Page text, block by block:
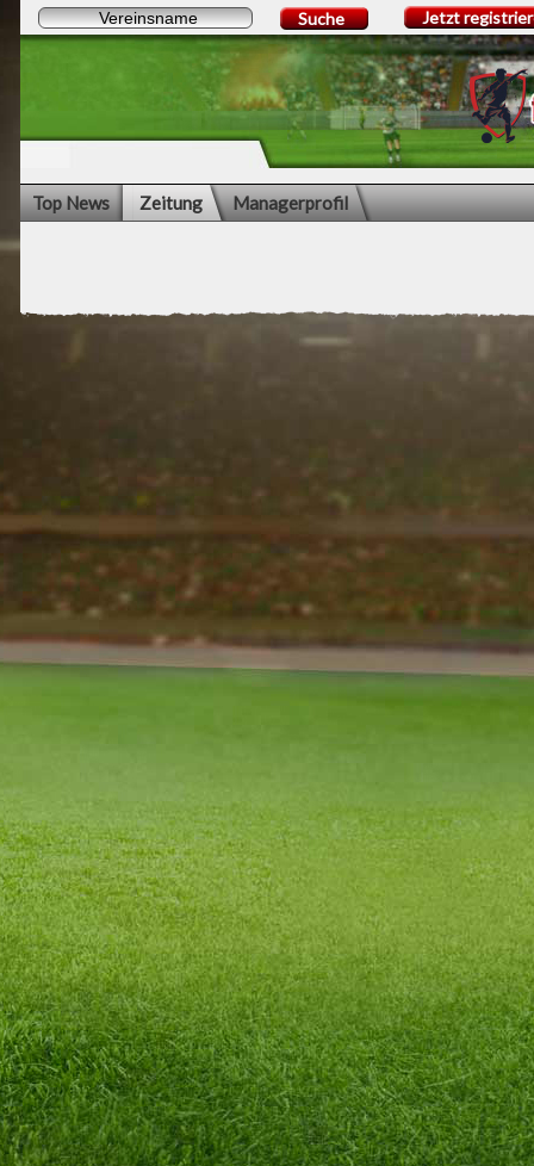
Suche Jetzt
Top News Zeitung Managerprofil